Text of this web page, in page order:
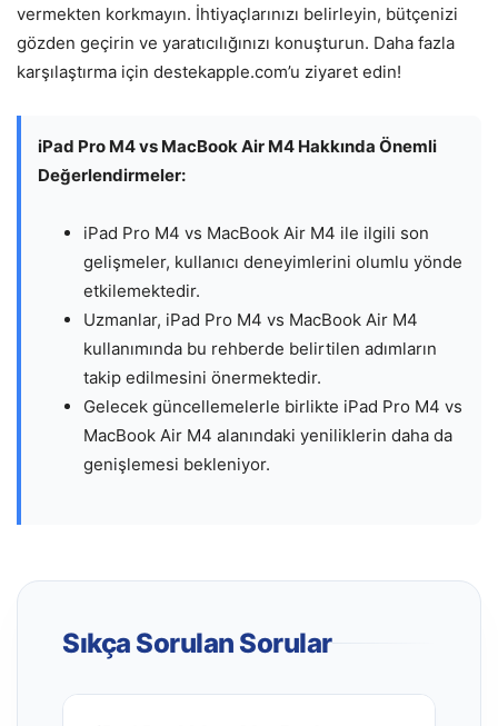
vermekten korkmayın. İhtiyaçlarınızı belirleyin, bütçenizi
gözden geçirin ve yaratıcılığınızı konuşturun. Daha fazla
karşılaştırma için destekapple.com’u ziyaret edin!
iPad Pro M4 vs MacBook Air M4 Hakkında Önemli
Değerlendirmeler:
iPad Pro M4 vs MacBook Air M4 ile ilgili son
gelişmeler, kullanıcı deneyimlerini olumlu yönde
etkilemektedir.
Uzmanlar, iPad Pro M4 vs MacBook Air M4
kullanımında bu rehberde belirtilen adımların
takip edilmesini önermektedir.
Gelecek güncellemelerle birlikte iPad Pro M4 vs
MacBook Air M4 alanındaki yeniliklerin daha da
genişlemesi bekleniyor.
Sıkça Sorulan Sorular